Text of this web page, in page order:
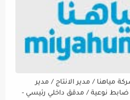
مياهنا / مدير الانتاج / مدير
نوعية / مدقق داخلي رئيسي -